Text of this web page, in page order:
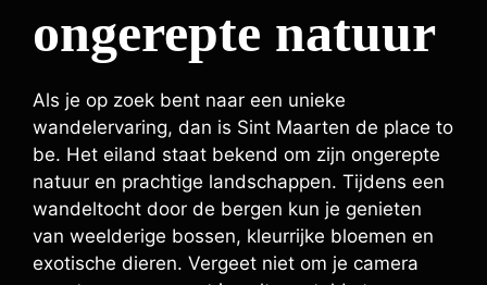
ongerepte natuur
Als je op zoek bent naar een unieke
wandelervaring, dan is Sint Maarten de place to
be. Het eiland staat bekend om zijn ongerepte
natuur en prachtige landschappen. Tijdens een
wandeltocht door de bergen kun je genieten
van weelderige bossen, kleurrijke bloemen en
exotische dieren. Vergeet niet om je camera